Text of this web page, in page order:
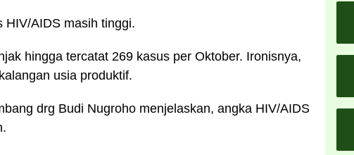
HIV/AIDS masih tinggi.
hingga tercatat 269 kasus per Oktober. Ironisnya,
usia produktif.
drg Budi Nugroho menjelaskan, angka HIV/AIDS